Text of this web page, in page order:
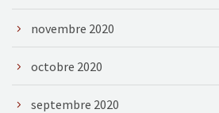
novembre 2020
octobre 2020
septembre 2020